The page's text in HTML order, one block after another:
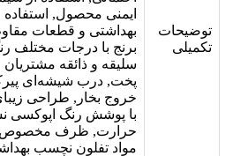
توضیحات
تکمیلی
ایمنی محصول, استفاده
بهداشتی و قطعات
برنج با درجات مختلف
سلیقه و ذائقه مشتریان
پخت, درب شیشه‌ای
خروج بخار, طراحی
با پوشش رنگ اپوکسی
حرارت, ظرف مخصوص
مواد تفلون نچسب